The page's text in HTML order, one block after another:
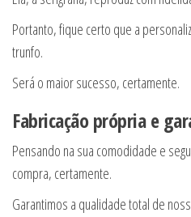
Portanto, fique certo que a
trunfo.
Será o maior sucesso, certamente.
Fabricação própria e
Pensando na sua comodidade e
compra, certamente.
Garantimos a qualidade total de